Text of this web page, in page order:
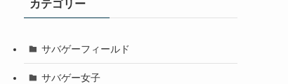
カテゴリー
サバゲーフィールド
サバゲー女子